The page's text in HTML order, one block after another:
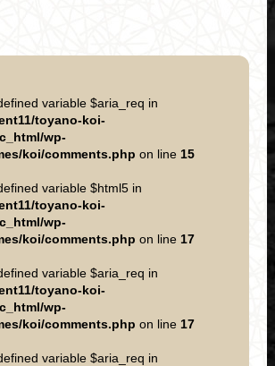
variable $aria_req in
toyano-koi-
wp-
koi/comments.php on line 15
variable $html5 in
toyano-koi-
wp-
koi/comments.php on line 17
variable $aria_req in
toyano-koi-
wp-
koi/comments.php on line 17
variable $aria_req in